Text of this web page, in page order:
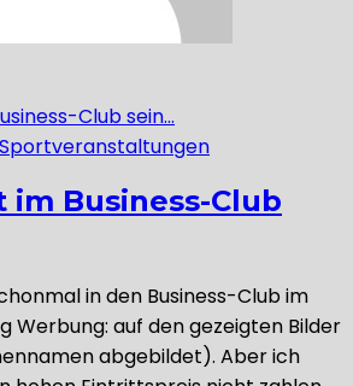
Sportveranstaltungen
im Business-Club
in den Business-Club im
Werbung: auf den gezeigten Bilder
abgebildet). Aber ich